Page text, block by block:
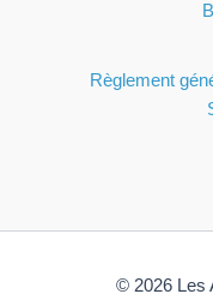
Règlement
© 2026 Les